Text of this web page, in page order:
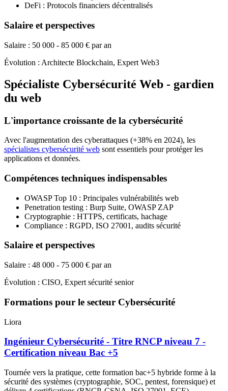
DeFi : Protocols financiers décentralisés
Salaire et perspectives
Salaire : 50 000 - 85 000 € par an
Évolution : Architecte Blockchain, Expert Web3
Spécialiste Cybersécurité Web - gardien
du web
L'importance croissante de la cybersécurité
Avec l'augmentation des cyberattaques (+38% en 2024), les
spécialistes cybersécurité web sont essentiels pour protéger les
applications et données.
Compétences techniques indispensables
OWASP Top 10 : Principales vulnérabilités web
Penetration testing : Burp Suite, OWASP ZAP
Cryptographie : HTTPS, certificats, hachage
Compliance : RGPD, ISO 27001, audits sécurité
Salaire et perspectives
Salaire : 48 000 - 75 000 € par an
Évolution : CISO, Expert sécurité senior
Formations pour le secteur Cybersécurité
Liora
Ingénieur Cybersécurité - Titre RNCP niveau 7 -
Certification niveau Bac +5
Tournée vers la pratique, cette formation bac+5 hybride forme à la
sécurité des systèmes (cryptographie, SOC, pentest, forensique) et